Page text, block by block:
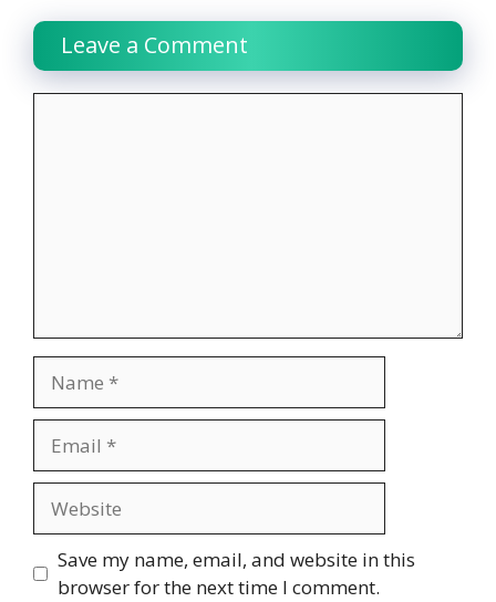
Leave a Comment
Save my name, email, and website in this
browser for the next time I comment.